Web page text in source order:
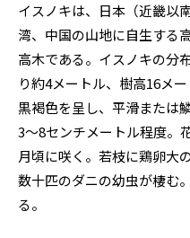
イスノキは、日本（近畿以
湾、中国の山地に自生する
高木である。イスノキの分
り約4メートル、樹高16メ
黒褐色を呈し、平滑または
3〜8センチメートル程度。
月頃に咲く。若枝に鶏卵大
数十匹のダニの幼虫が棲む
る。